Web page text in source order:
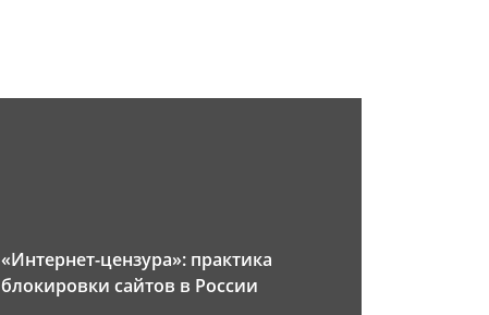
«Интернет-цензура»: практика
блокировки сайтов в России